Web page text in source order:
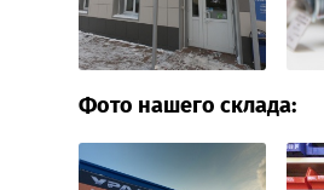
Фото нашего склада: